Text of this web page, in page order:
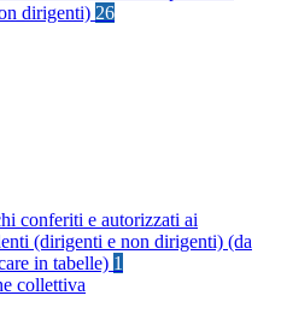
dirigenti) 26
conferiti e autorizzati ai
(dirigenti e non dirigenti) (da
in tabelle) 1
collettiva